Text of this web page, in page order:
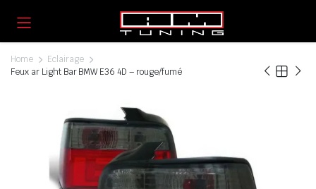
Home
Eclairage
Feux ar Light Bar BMW E36 4D – rouge/fumé